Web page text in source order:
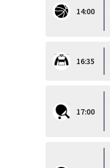
14:00
16:35
17:00